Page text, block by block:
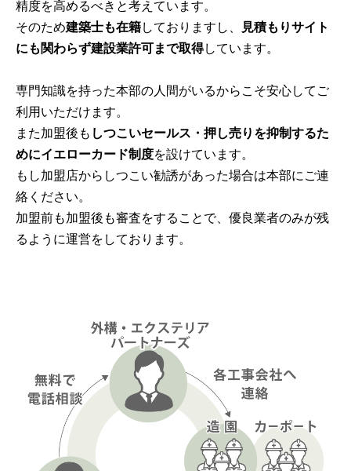
精度を高めるべきと考えています。
そのため建築士も在籍しておりますし、
見積もりサイト
にも関わらず建設業許可まで取得しています。
専門知識を持った本部の人間がいるからこそ安心してご
利用いただけます。
また加盟後も しつこいセールス・押し売りを抑制するた
めにイエローカード制度を設けています。
もし加盟店からしつこい勧誘があった場合は本部にご連
絡ください。
加盟前も加盟後も審査をすることで、優良業者のみが残
るように運営をしております。